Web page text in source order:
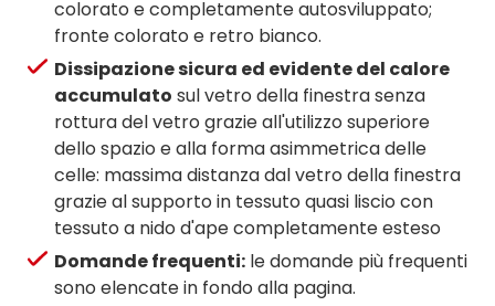
colorato e completamente autosviluppato;
fronte colorato e retro bianco.
Dissipazione sicura ed evidente del calore
accumulato sul vetro della finestra senza
rottura del vetro grazie all'utilizzo superiore
dello spazio e alla forma asimmetrica delle
celle: massima distanza dal vetro della finestra
grazie al supporto in tessuto quasi liscio con
tessuto a nido d'ape completamente esteso
Domande frequenti: le domande più frequenti
sono elencate in fondo alla pagina.